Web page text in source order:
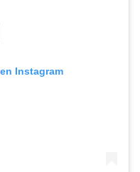
Instagram